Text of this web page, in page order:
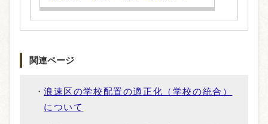
関連ページ
浪速区の学校配置の適正化（学校の統合）
について